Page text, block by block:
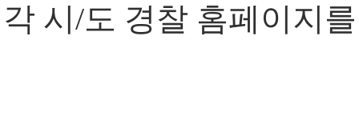
각 시/도 경찰 홈페이지